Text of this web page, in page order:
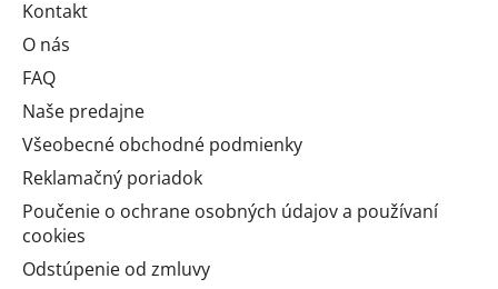
Kontakt
O nás
FAQ
Naše predajne
Všeobecné obchodné podmienky
Reklamačný poriadok
Poučenie o ochrane osobných údajov a používaní
cookies
Odstúpenie od zmluvy